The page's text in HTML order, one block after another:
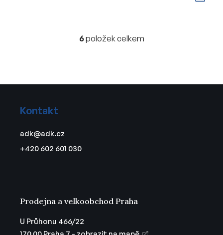
O
d
ý
p
s
6položek celkem
Kontakt
adk@adk.cz
+420 602 601 030
Prodejna a velkoobchod Praha
U Průhonu 466/22